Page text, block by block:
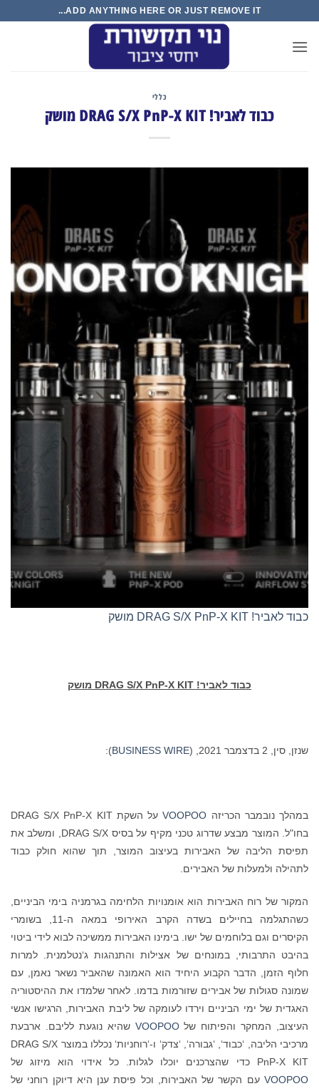
content
ADD ANYTHING HERE OR JUST REMOVE IT...
כללי
כבוד לאביר! DRAG S/X PnP-X KIT מושק
כבוד לאביר! DRAG S/X PnP-X KIT מושק
כבוד לאביר! DRAG S/X PnP-X KIT מושק
שנזן, סין, 2 בדצמבר 2021, ( BUSINESS WIRE
):
במהלך נובמבר הכריזה VOOPOO
על השקת DRAG S/X PnP-X KIT
בחו"ל. המוצר מבצע שדרוג טכני מקיף על בסיס DRAG S/X, ומשלב את
תפיסת הליבה של האבירות בעיצוב המוצר, תוך שהוא חולק כבוד
לתהילה ולמעלות של האבירים.
המקור של רוח האבירות הוא אומנויות הלחימה בגרמניה בימי הביניים,
כשהתגלמה בחיילים בשדה הקרב האירופי במאה ה-11, בשומרי
הקיסרים וגם בלוחמים של ישו. בימינו האבירות ממשיכה לבוא לידי ביטוי
בהיבט התרבותי, במונחים של אצילות והתנהגות ג‘נטלמנית. למרות
חלוף הזמן, הדבר הקבוע היחיד הוא האמונה שהאביר נשאר נאמן, עם
שמונה סגולות של אבירים שזורמות בדמו. לאחר שלמדו את ההיסטוריה
האגדית של ימי הביניים וירדו לעומקה של ליבת האבירות, הרגישו אנשי
העיצוב, המחקר והפיתוח שלVOOPOO שהיא נוגעת לליבם. ארבעת
מרכיבי הליבה, ‘כבוד‘, ‘גבורה‘, ‘צדק‘ ו-‘רוחניות‘ נכללו במוצר DRAG S/X
PnP-X KIT כדי שהצרכנים יוכלו לגלות. כל אידוי הוא מיזוג של
VOOPOO עם הקשר של האבירות, וכל פיסת ענן היא דיוקן רוחני של